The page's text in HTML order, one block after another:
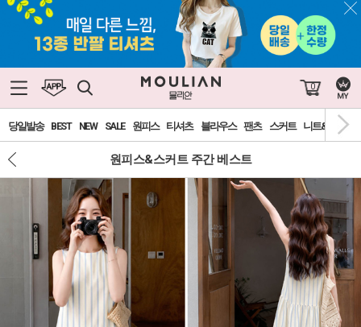
0
당일발송 BEST NEW SALE 원피스 티셔츠 블라우스 팬츠 스커트 니트&가디건
원피스&스커트 주간 베스트